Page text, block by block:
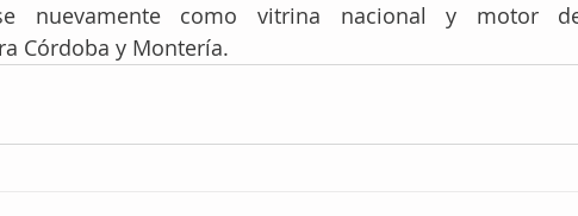
nuevamente como vitrina nacional y motor
Córdoba y Montería.